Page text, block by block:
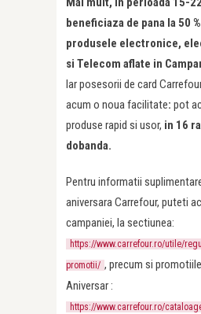
beneficiaza de pana la 50
produsele electronice,
si Telecom aflate in
Iar posesorii de card
acum o noua facilitate: pot
produse rapid si usor, in 16
dobanda.
Pentru informatii
aniversara Carrefour, puteti
campaniei, la sectiunea:
https://www.carrefour.ro/utile/
promotii/ , precum si
Aniversar :
https://www.carrefour.ro/